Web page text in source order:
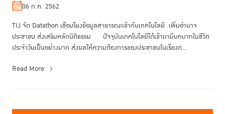
06 ก.ค. 2562
TIJ จัด Datathon เชื่อมโยงข้อมูลสาธารณะเข้ากับเทคโนโลยี เพิ่มอำนาจ
ประชาชน ส่งเสริมหลักนิติธรรม ปัจจุบันเทคโนโลยีได้เข้ามามีบทบาทในชีวิต
ประจำวันเป็นอย่างมาก ส่งผลให้ความต้องการของประชาชนในเรื่องต...
Read More